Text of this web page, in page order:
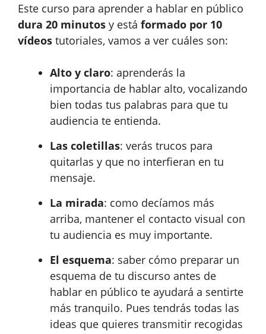
Este curso para aprender a hablar en público
dura 20 minutos y está formado por 10
vídeos tutoriales, vamos a ver cuáles son:
Alto y claro: aprenderás la
importancia de hablar alto, vocalizando
bien todas tus palabras para que tu
audiencia te entienda.
Las coletillas: verás trucos para
quitarlas y que no interfieran en tu
mensaje.
La mirada: como decíamos más
arriba, mantener el contacto visual con
tu audiencia es muy importante.
El esquema: saber cómo preparar un
esquema de tu discurso antes de
hablar en público te ayudará a sentirte
más tranquilo. Pues tendrás todas las
ideas que quieres transmitir recogidas